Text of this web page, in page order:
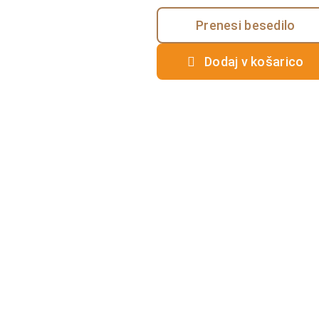
Prenesi besedilo
Dodaj v košarico